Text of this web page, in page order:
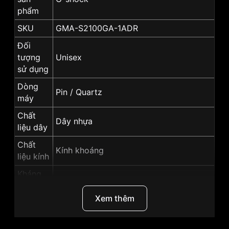
phẩm
SKU
GMA-S2100GA-1ADR
Đối
tượng
sử dụng
Unisex
Dòng
máy
Pin / Quartz
Chất
liệu dây
Dây nhựa
Chất
liệu kính
Kính khoáng
Kháng
42.9mm
Xem thêm